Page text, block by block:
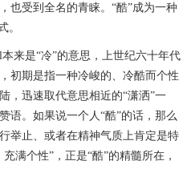
也受到全名的青睐。“酷”成为一种
。
来是“冷”的意思，上世纪六十年代
初期是指一种冷峻的、冷酷而个性
，迅速取代意思相近的“潇洒”一
语。如果说一个人“酷”的话，那么
举止、或者在精神气质上肯定是特
满个性”，正是“酷”的精髓所在，